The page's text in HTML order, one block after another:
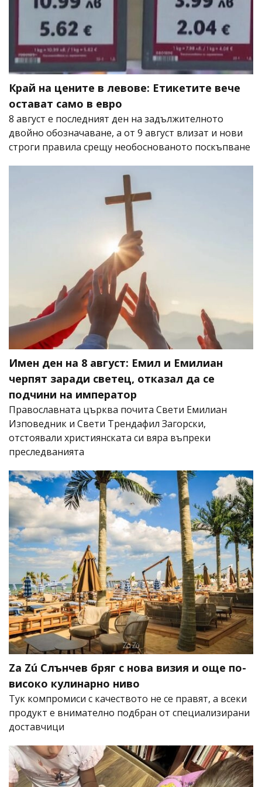
Край на цените в левове: Етикетите вече
остават само в евро
8 август е последният ден на задължителното
двойно обозначаване, а от 9 август влизат и нови
строги правила срещу необоснованото поскъпване
Имен ден на 8 август: Емил и Емилиан
черпят заради светец, отказал да се
подчини на император
Православната църква почита Свети Емилиан
Изповедник и Свети Трендафил Загорски,
отстоявали християнската си вяра въпреки
преследванията
Za Zú Слънчев бряг с нова визия и още по-
високо кулинарно ниво
Тук компромиси с качеството не се правят, а всеки
продукт е внимателно подбран от специализирани
доставчици